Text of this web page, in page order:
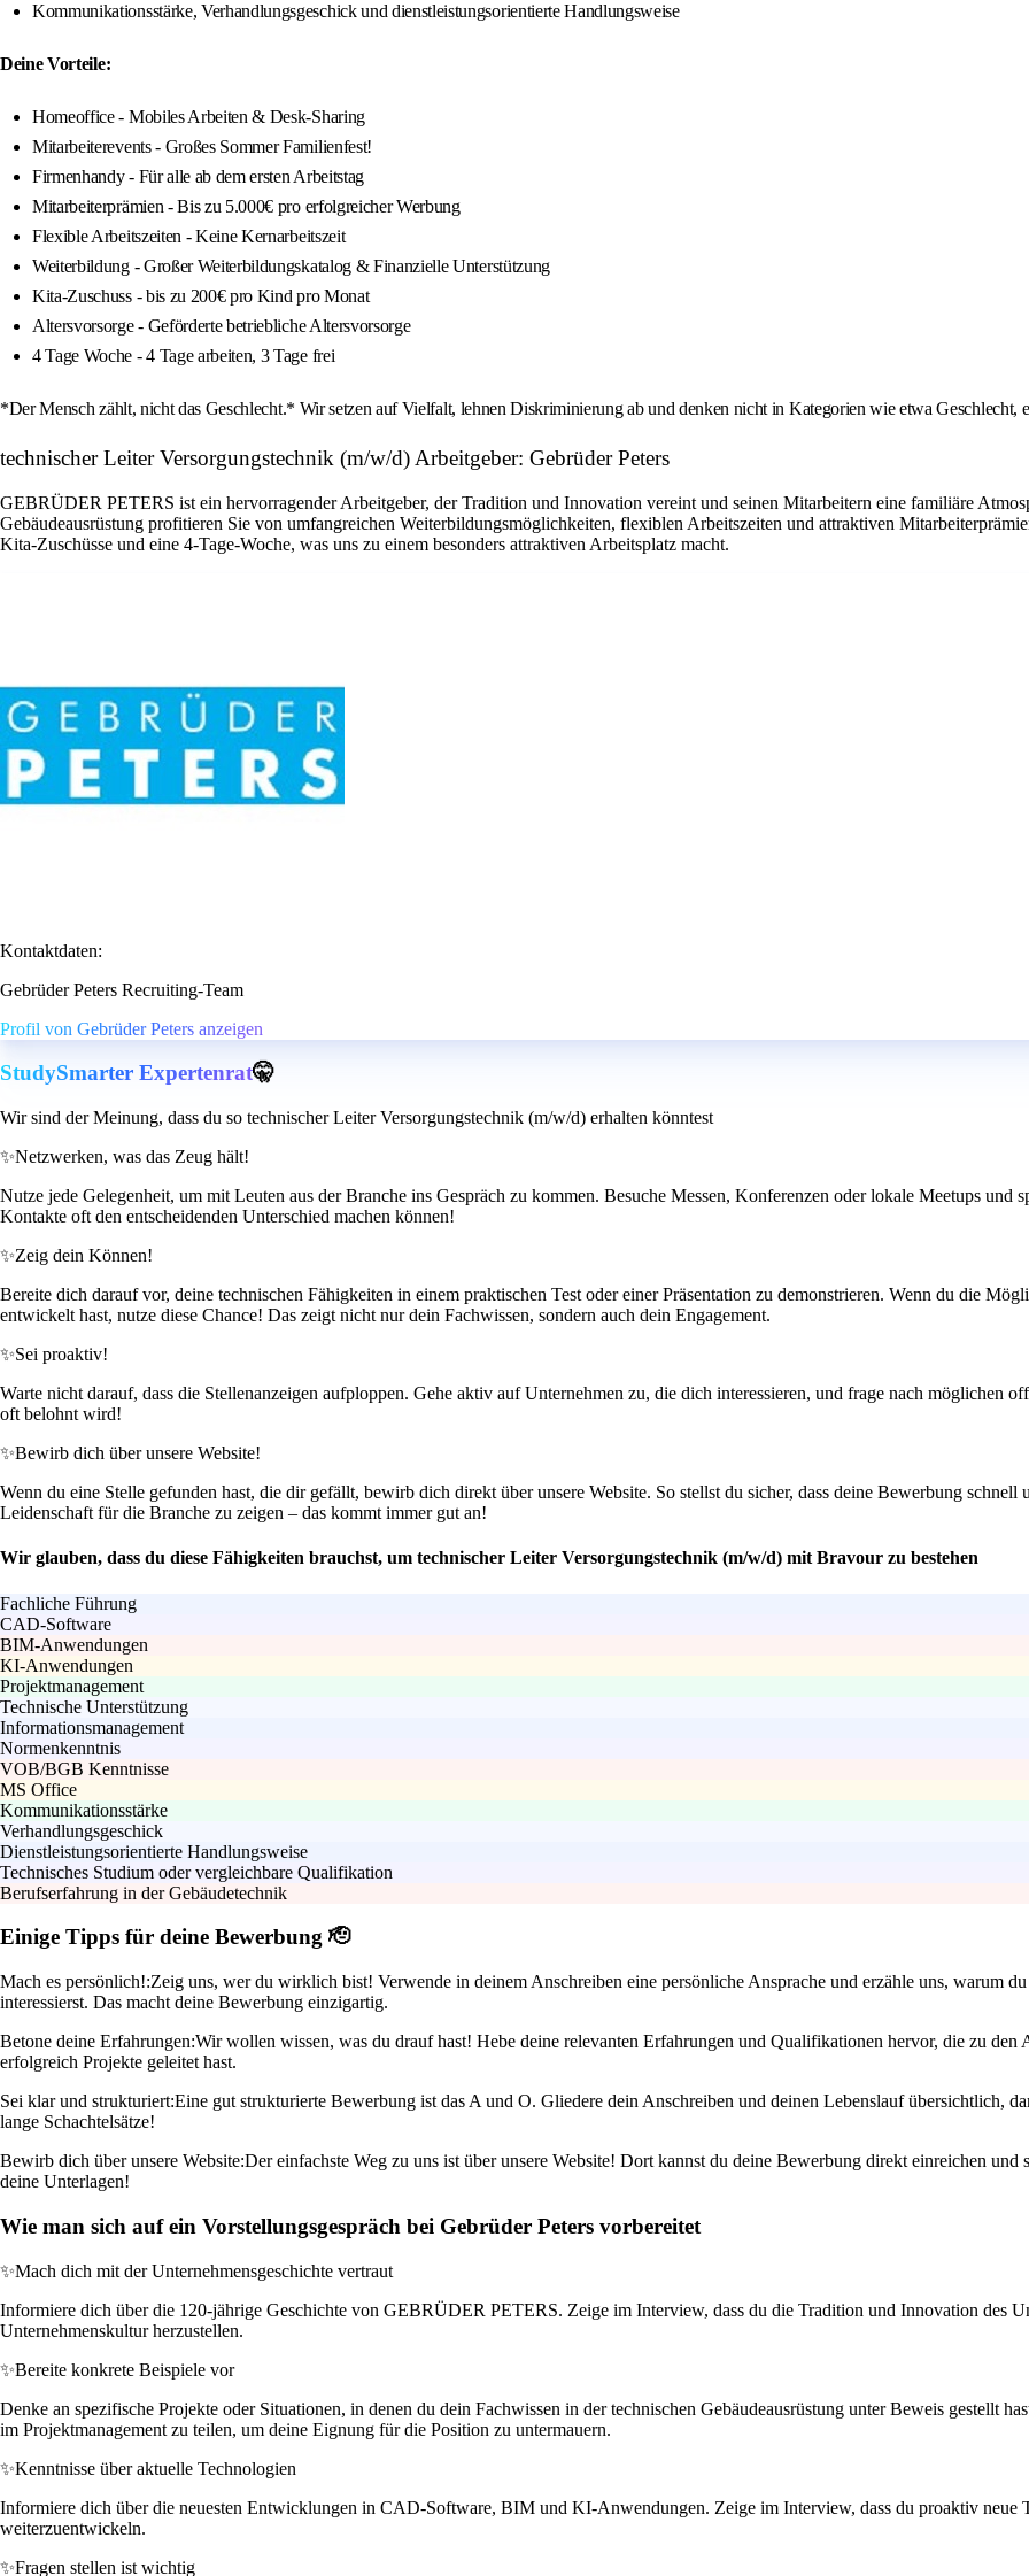
Kommunikationsstärke, Verhandlungsgeschick und dienstleistungsorientierte Handlungsweise
Deine Vorteile:
Homeoffice - Mobiles Arbeiten & Desk-Sharing
Mitarbeiterevents - Großes Sommer Familienfest!
Firmenhandy - Für alle ab dem ersten Arbeitstag
Mitarbeiterprämien - Bis zu 5.000€ pro erfolgreicher Werbung
Flexible Arbeitszeiten - Keine Kernarbeitszeit
Weiterbildung - Großer Weiterbildungskatalog & Finanzielle Unterstützung
Kita-Zuschuss - bis zu 200€ pro Kind pro Monat
Altersvorsorge - Geförderte betriebliche Altersvorsorge
4 Tage Woche - 4 Tage arbeiten, 3 Tage frei
*Der Mensch zählt, nicht das Geschlecht.* Wir setzen auf Vielfalt, lehnen Diskriminierung ab und denken nicht in Kategorien wie etwa
technischer Leiter Versorgungstechnik (m/w/d) Arbeitgeber: Gebrüder Peters
GEBRÜDER PETERS ist ein hervorragender Arbeitgeber, der Tradition und Innovation vereint und seinen Mitarbeitern eine familiäre
Gebäudeausrüstung profitieren Sie von umfangreichen Weiterbildungsmöglichkeiten, flexiblen Arbeitszeiten und attraktiven
Kita-Zuschüsse und eine 4-Tage-Woche, was uns zu einem besonders attraktiven Arbeitsplatz macht.
Kontaktdaten:
Gebrüder Peters Recruiting-Team
Profil von Gebrüder Peters anzeigen
StudySmarter Expertenrat🤫
Wir sind der Meinung, dass du so technischer Leiter Versorgungstechnik (m/w/d) erhalten könntest
✨Netzwerken, was das Zeug hält!
Nutze jede Gelegenheit, um mit Leuten aus der Branche ins Gespräch zu kommen. Besuche Messen, Konferenzen oder lokale Meetups
Kontakte oft den entscheidenden Unterschied machen können!
✨Zeig dein Können!
Bereite dich darauf vor, deine technischen Fähigkeiten in einem praktischen Test oder einer Präsentation zu demonstrieren. Wenn du die
entwickelt hast, nutze diese Chance! Das zeigt nicht nur dein Fachwissen, sondern auch dein Engagement.
✨Sei proaktiv!
Warte nicht darauf, dass die Stellenanzeigen aufploppen. Gehe aktiv auf Unternehmen zu, die dich interessieren, und frage nach möglichen
oft belohnt wird!
✨Bewirb dich über unsere Website!
Wenn du eine Stelle gefunden hast, die dir gefällt, bewirb dich direkt über unsere Website. So stellst du sicher, dass deine Bewerbung
Leidenschaft für die Branche zu zeigen – das kommt immer gut an!
Wir glauben, dass du diese Fähigkeiten brauchst, um technischer Leiter Versorgungstechnik (m/w/d) mit Bravour zu bestehen
Fachliche Führung
CAD-Software
BIM-Anwendungen
KI-Anwendungen
Projektmanagement
Technische Unterstützung
Informationsmanagement
Normenkenntnis
VOB/BGB Kenntnisse
MS Office
Kommunikationsstärke
Verhandlungsgeschick
Dienstleistungsorientierte Handlungsweise
Technisches Studium oder vergleichbare Qualifikation
Berufserfahrung in der Gebäudetechnik
Einige Tipps für deine Bewerbung 🫡
Mach es persönlich!:Zeig uns, wer du wirklich bist! Verwende in deinem Anschreiben eine persönliche Ansprache und erzähle uns, warum
interessierst. Das macht deine Bewerbung einzigartig.
Betone deine Erfahrungen:Wir wollen wissen, was du drauf hast! Hebe deine relevanten Erfahrungen und Qualifikationen hervor, die zu
erfolgreich Projekte geleitet hast.
Sei klar und strukturiert:Eine gut strukturierte Bewerbung ist das A und O. Gliedere dein Anschreiben und deinen Lebenslauf übersichtlich,
lange Schachtelsätze!
Bewirb dich über unsere Website:Der einfachste Weg zu uns ist über unsere Website! Dort kannst du deine Bewerbung direkt einreichen
deine Unterlagen!
Wie man sich auf ein Vorstellungsgespräch bei Gebrüder Peters vorbereitet
✨Mach dich mit der Unternehmensgeschichte vertraut
Informiere dich über die 120-jährige Geschichte von GEBRÜDER PETERS. Zeige im Interview, dass du die Tradition und Innovation des
Unternehmenskultur herzustellen.
✨Bereite konkrete Beispiele vor
Denke an spezifische Projekte oder Situationen, in denen du dein Fachwissen in der technischen Gebäudeausrüstung unter Beweis gestellt
im Projektmanagement zu teilen, um deine Eignung für die Position zu untermauern.
✨Kenntnisse über aktuelle Technologien
Informiere dich über die neuesten Entwicklungen in CAD-Software, BIM und KI-Anwendungen. Zeige im Interview, dass du proaktiv neue
weiterzuentwickeln.
✨Fragen stellen ist wichtig